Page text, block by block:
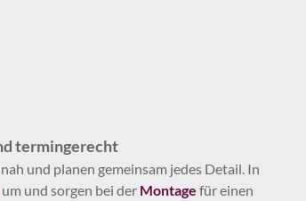
termingerecht
und planen gemeinsam jedes Detail. In
und sorgen bei der Montage für einen